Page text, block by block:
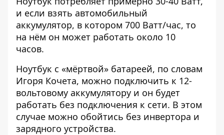
и если взять автомобильный
аккумулятор, в котором 700 Ватт/час, то
на нём он может работать около 10
часов.
Ноутбук с «мёртвой» батареей, по словам
Игоря Кочета, можно подключить к 12-
вольтовому аккумулятору и он будет
работать без подключения к сети. В этом
случае можно обойтись без инвертора и
зарядного устройства.